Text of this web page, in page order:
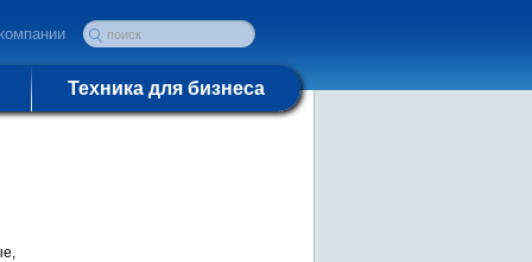
Техника для бизнеса